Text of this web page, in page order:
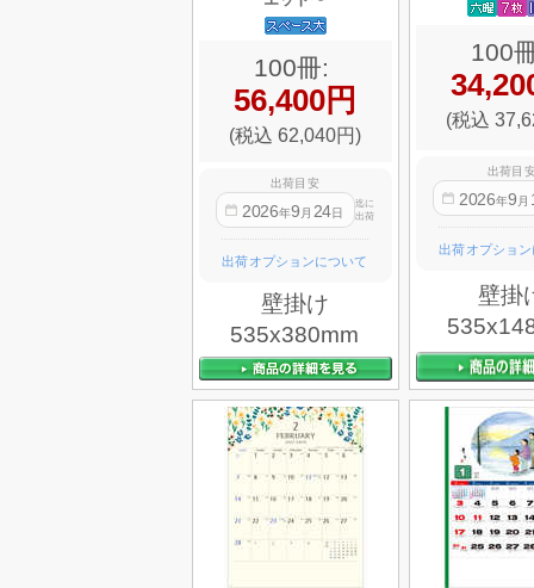
100冊:
56,400円
(税込 62,040円)
出荷目安
2026年9 月 24日
迄に
出荷
出荷オプションについて
壁掛け
535x380mm
100
(税込
出荷目
2026年9 月
出荷オプショ
壁掛